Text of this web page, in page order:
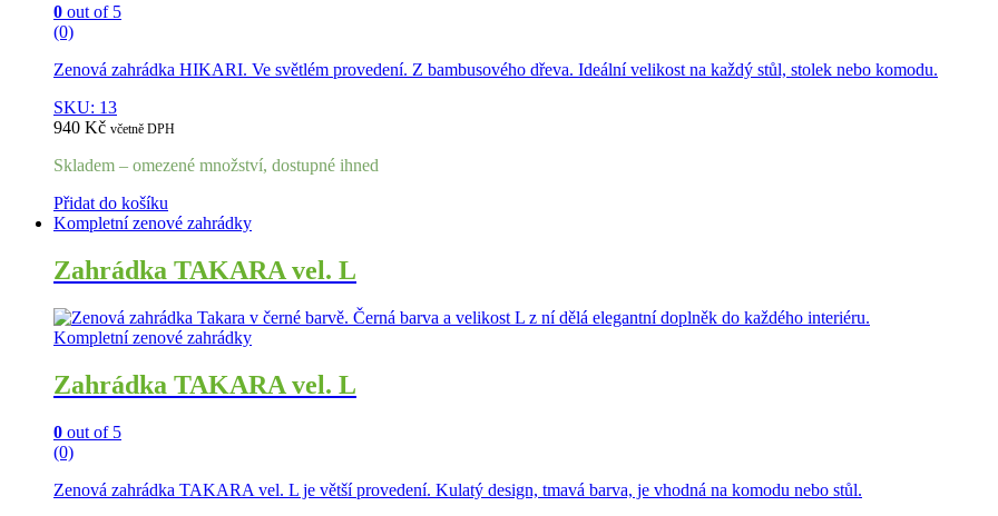
0 out of 5
(0)
Zenová zahrádka HIKARI. Ve světlém provedení. Z bambusového dřeva. Ideální velikost na každý stůl, stolek nebo komodu.
SKU: 13
940 Kč včetně DPH
Skladem – omezené množství, dostupné ihned
Přidat do košíku
Kompletní zenové zahrádky
Zahrádka TAKARA vel. L
Kompletní zenové zahrádky
Zahrádka TAKARA vel. L
0 out of 5
(0)
Zenová zahrádka TAKARA vel. L je větší provedení. Kulatý design, tmavá barva, je vhodná na komodu nebo stůl.